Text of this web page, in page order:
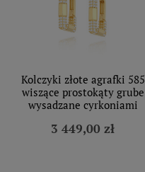
Kolczyki złote agrafki 585
wiszące prostokąty grube
wysadzane cyrkoniami
3 449,00 zł